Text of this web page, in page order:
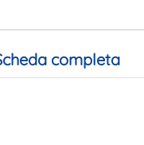
completa